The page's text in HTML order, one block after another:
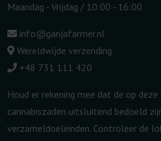
Maandag - Vrijdag / 10:00 - 16:00
info@ganjafarmer.nl
Wereldwijde verzending
+48 731 111 420
Houd er rekening mee dat de op
cannabiszaden uitsluitend bedoeld
verzameldoeleinden. Controleer de